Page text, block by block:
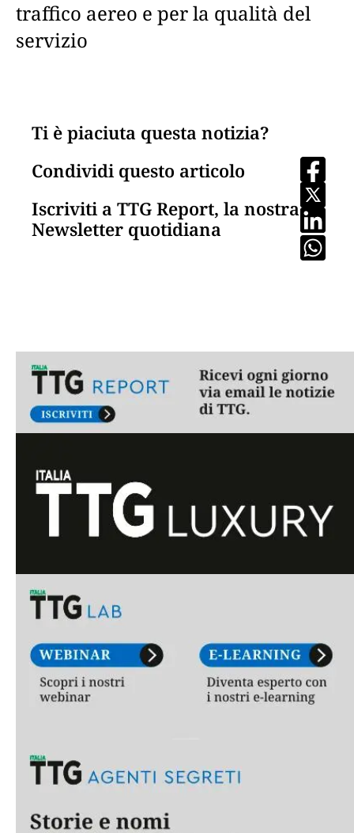
traffico aereo e per la qualità del
servizio
Ti è piaciuta questa notizia?
Condividi questo articolo
Iscriviti a TTG Report, la nostra
Newsletter quotidiana